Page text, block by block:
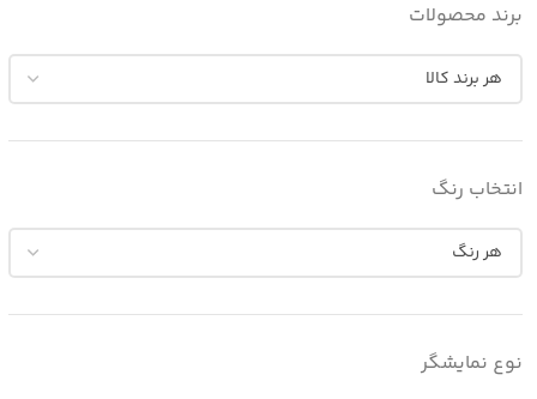
برند محصولات
انتخاب رنگ
نوع نمایشگر